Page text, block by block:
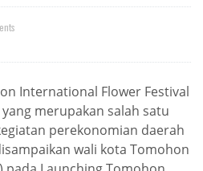
International Flower Festival
merupakan salah satu
perekonomian daerah
wali kota Tomohon